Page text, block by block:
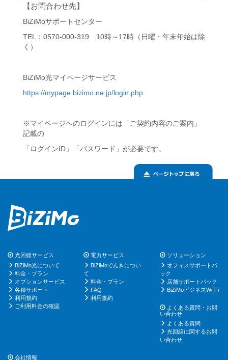
【お問合わせ先】
BiZiMoサポートセンター
TEL：0570-000-319 10時～17時（日曜・年末年始は除
く）
BiZiMo光マイページサービス
https://mypage.bizimo.ne.jp/login.php
※マイページへのログインには「ご契約内容のご案内」
記載の
「ログインID」「パスワード」が必要です。
光回線サービス
BiZiMo光について
料金・プラン
オプションサービス
各種サポート
利用規約
ご利用料金の確認
電力サービス
BiZiMoでんきについ
て
料金・プラン
FAQ
利用規約
ソリューション
オフィスサポートパ
ック
店舗サポートパック
BiZiMoビジネスWi-Fi
よくある質問・お問
い合わせ
よくある質問
光回線に関するお問
い合わせ
会社情報